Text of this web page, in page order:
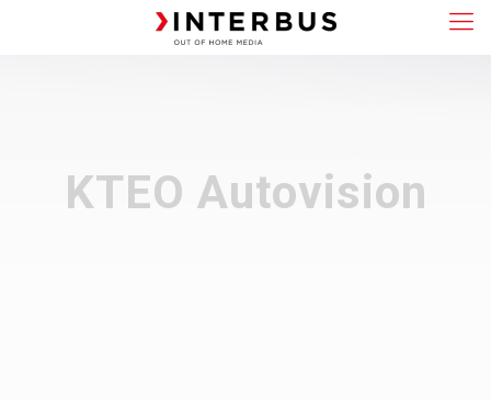
KTEO Autovision